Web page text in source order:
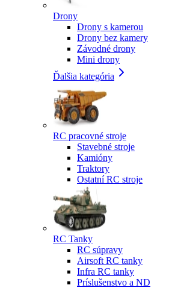
Drony
Drony s kamerou
Drony bez kamery
Závodné drony
Mini drony
Ďalšia kategória
RC pracovné stroje
Stavebné stroje
Kamióny
Traktory
Ostatní RC stroje
RC Tanky
RC súpravy
Airsoft RC tanky
Infra RC tanky
Príslušenstvo a ND